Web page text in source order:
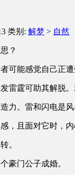
类别: 解梦 > 自然
？
可能感觉自己正
雷霆可助其解脱
力。雷和闪电是风
，且面对它时，
。
豪门公子成婚。